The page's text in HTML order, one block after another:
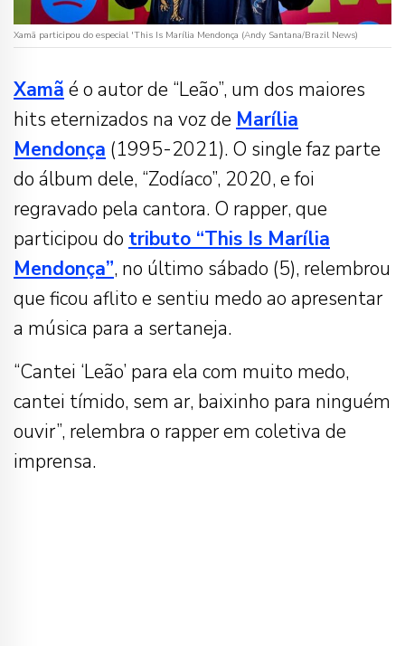
Xamã participou do especial 'This Is Marília Mendonça (Andy Santana/Brazil News)
Xamã é o autor de “Leão”, um dos maiores
hits eternizados na voz de Marília
Mendonça (1995-2021). O single faz parte
do álbum dele, “Zodíaco”, 2020, e foi
regravado pela cantora. O rapper, que
participou do tributo “This Is Marília
Mendonça”, no último sábado (5), relembrou
que ficou aflito e sentiu medo ao apresentar
a música para a sertaneja.
“Cantei ‘Leão’ para ela com muito medo,
cantei tímido, sem ar, baixinho para ninguém
ouvir”, relembra o rapper em coletiva de
imprensa.